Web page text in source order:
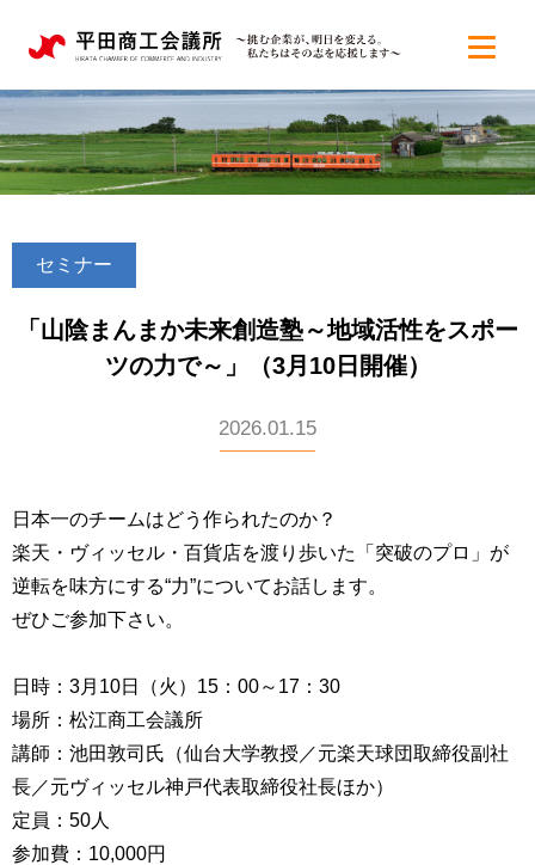
セミナー
「山陰まんまか未来創造塾～地域活性をスポー
ツの力で～」（3月10日開催）
2026.01.15
日本一のチームはどう作られたのか？
楽天・ヴィッセル・百貨店を渡り歩いた「突破のプロ」が
逆転を味方にする“力”についてお話します。
ぜひご参加下さい。
日時：3月10日（火）15：00～17：30
場所：松江商工会議所
講師：池田敦司氏（仙台大学教授／元楽天球団取締役副社
長／元ヴィッセル神戸代表取締役社長ほか）
定員：50人
参加費：10,000円